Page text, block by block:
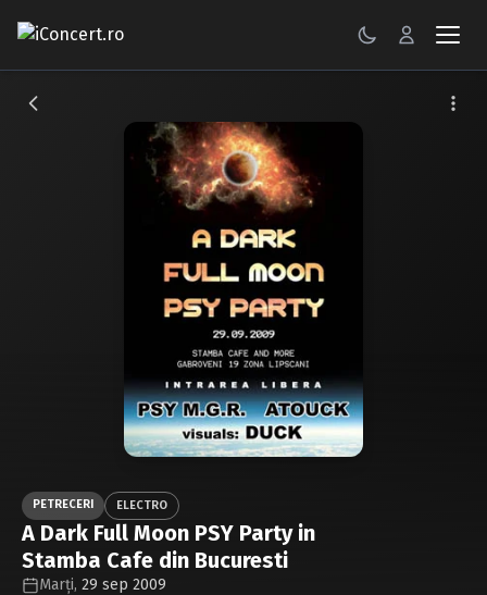
CONCERTE
Caută în site...
PETRECERI ELECTRO
A Dark Full Moon PSY Party in
Stamba Cafe din Bucuresti
Marți, 29 sep 2009